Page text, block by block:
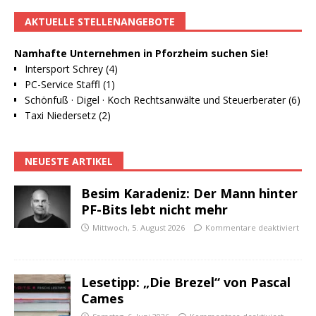
AKTUELLE STELLENANGEBOTE
Namhafte Unternehmen in Pforzheim suchen Sie!
Intersport Schrey (4)
PC-Service Staffl (1)
Schönfuß · Digel · Koch Rechtsanwälte und Steuerberater (6)
Taxi Niedersetz (2)
NEUESTE ARTIKEL
Besim Karadeniz: Der Mann hinter
PF-Bits lebt nicht mehr
Mittwoch, 5. August 2026 Kommentare deaktiviert
Lesetipp: „Die Brezel“ von Pascal
Cames